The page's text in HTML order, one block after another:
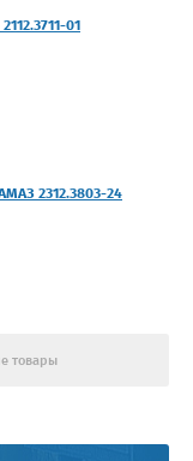
01
2312.3803-24
товары